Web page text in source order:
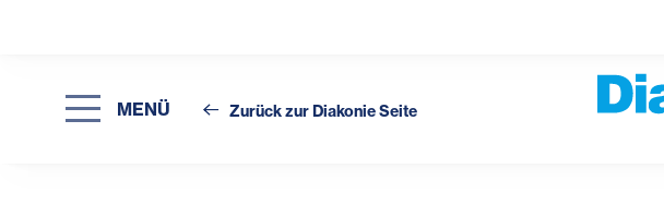
MENÜ Zurück zur Diakonie Seite